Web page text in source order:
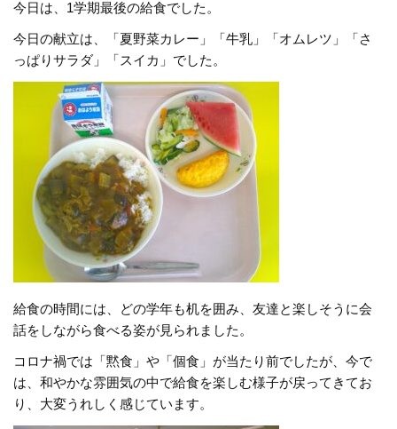
今日は、1学期最後の給食でした。
今日の献立は、「夏野菜カレー」「牛乳」「オムレツ」「さ
っぱりサラダ」「スイカ」でした。
給食の時間には、どの学年も机を囲み、友達と楽しそうに会
話をしながら食べる姿が見られました。
コロナ禍では「黙食」や「個食」が当たり前でしたが、今で
は、和やかな雰囲気の中で給食を楽しむ様子が戻ってきてお
り、大変うれしく感じています。